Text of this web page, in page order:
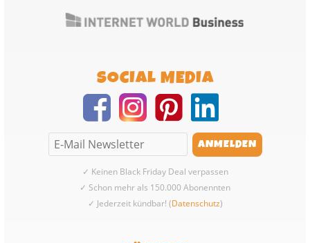
SOCIAL MEDIA
✓ Keinen Black Friday Deal verpassen
✓ Schon mehr als 150.000 Abonennten
✓ Jederzeit kündbar! (Datenschutz)